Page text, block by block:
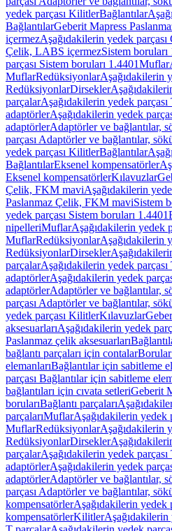
yedek parçası KilitlerBağlantılar
BağlantılarGeberit Mapress
içermezAşağıdakilerin yedek
Çelik, LABS içermezSistem boruları
parçası Sistem boruları 1.4401Muflar
MuflarRedüksiyonlarAşağıdakilerin
RedüksiyonlarDirsekler
parçalarAşağıdakilerin yedek
adaptörlerAşağıdakilerin yedek
adaptörlerAdaptörler ve bağlantılar,
parçası Adaptörler ve bağlantılar,
yedek parçası KilitlerBağlantılar
BağlantılarEksenel kompensatörler
Eksenel kompensatörlerKılavuzlar
Çelik, FKM maviAşağıdakilerin
Paslanmaz Çelik, FKM maviSistem
yedek parçası Sistem boruları 1.4401
nipelleriMuflarAşağıdakilerin yedek
MuflarRedüksiyonlarAşağıdakilerin
RedüksiyonlarDirsekler
parçalarAşağıdakilerin yedek
adaptörlerAşağıdakilerin yedek
adaptörlerAdaptörler ve bağlantılar,
parçası Adaptörler ve bağlantılar,
yedek parçası KilitlerKılavuzlar
aksesuarlarıAşağıdakilerin yedek
Paslanmaz çelik aksesuarları
bağlantı parçaları için contalar
elemanlarıBağlantılar için sabitleme
parçası Bağlantılar için sabitleme
bağlantıları için cıvata setleriGeberit
borularıBağlantı parçaları
parçalarıMuflarAşağıdakilerin yedek
MuflarRedüksiyonlarAşağıdakilerin
RedüksiyonlarDirsekler
parçalarAşağıdakilerin yedek
adaptörlerAşağıdakilerin yedek
adaptörlerAdaptörler ve bağlantılar,
parçası Adaptörler ve bağlantılar,
kompensatörlerAşağıdakilerin yedek
kompensatörlerKilitler